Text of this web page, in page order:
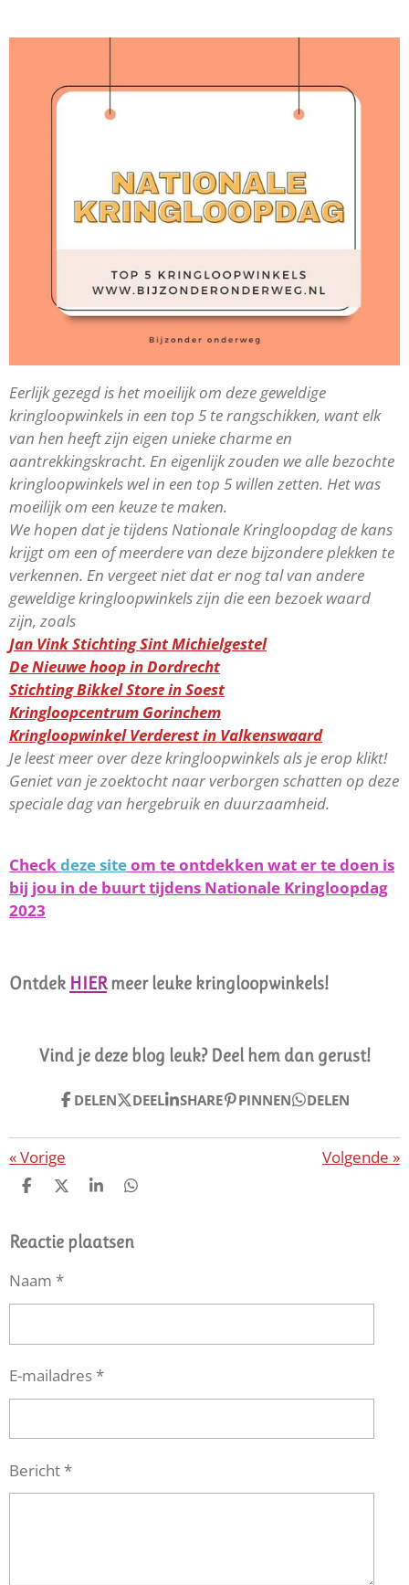
Eerlijk gezegd is het moeilijk om deze geweldige
kringloopwinkels in een top 5 te rangschikken, want elk
van hen heeft zijn eigen unieke charme en
aantrekkingskracht. En eigenlijk zouden we alle bezochte
kringloopwinkels wel in een top 5 willen zetten. Het was
moeilijk om een keuze te maken.
We hopen dat je tijdens Nationale Kringloopdag de kans
krijgt om een of meerdere van deze bijzondere plekken te
verkennen. En vergeet niet dat er nog tal van andere
geweldige kringloopwinkels zijn die een bezoek waard
zijn, zoals
Jan Vink Stichting Sint Michielgestel
De Nieuwe hoop in Dordrecht
Stichting Bikkel Store in Soest
Kringloopcentrum Gorinchem
Kringloopwinkel Verderest in Valkenswaard
Je leest meer over deze kringloopwinkels als je erop klikt!
Geniet van je zoektocht naar verborgen schatten op deze
speciale dag van hergebruik en duurzaamheid.
Checkdeze siteom te ontdekken wat er te doen is
bij jou in de buurt tijdens Nationale Kringloopdag
2023
Ontdek HIERmeer leuke kringloopwinkels!
Vind je deze blog leuk? Deel hem dan gerust!
DELEN DEEL SHARE PINNEN DELEN
«Vorige Volgende »
D
E
N
D
L
S
R
E
D
E
Reactie plaatsen
Naam *
E-mailadres *
Bericht *